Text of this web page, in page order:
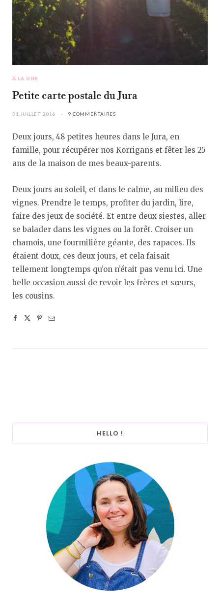
À LA UNE
Petite carte postale du Jura
31 JUILLET 2016 9 COMMENTAIRES
Deux jours, 48 petites heures dans le Jura, en
famille, pour récupérer nos Korrigans et fêter les 25
ans de la maison de mes beaux-parents.
Deux jours au soleil, et dans le calme, au milieu des
vignes. Prendre le temps, profiter du jardin, lire,
faire des jeux de société. Et entre deux siestes, aller
se balader dans les vignes ou la forêt. Croiser un
chamois, une fourmilière géante, des rapaces. Ils
étaient doux, ces deux jours, et cela faisait
tellement longtemps qu’on n’était pas venu ici. Une
belle occasion aussi de revoir les frères et sœurs,
les cousins.
HELLO !